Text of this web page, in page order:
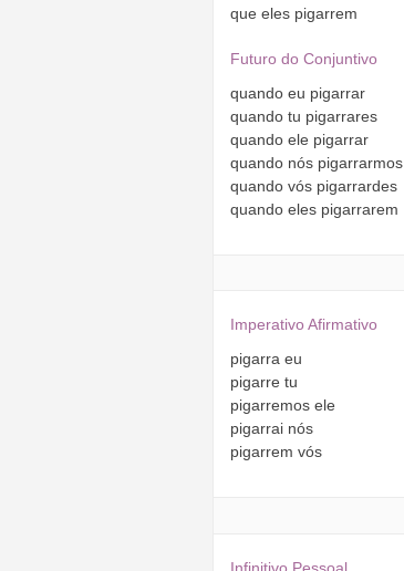
que eles pigarrem
Futuro do Conjuntivo
quando eu pigarrar
quando tu pigarrares
quando ele pigarrar
quando nós pigarrarmos
quando vós pigarrardes
quando eles pigarrarem
Imperativo Afirmativo
pigarra eu
pigarre tu
pigarremos ele
pigarrai nós
pigarrem vós
Infinitivo Pessoal